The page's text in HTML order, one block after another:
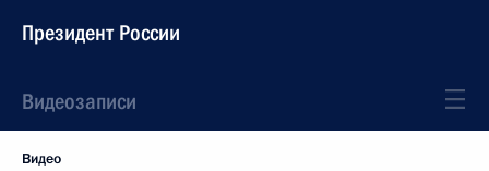
Президент России
Видеозаписи
Видео